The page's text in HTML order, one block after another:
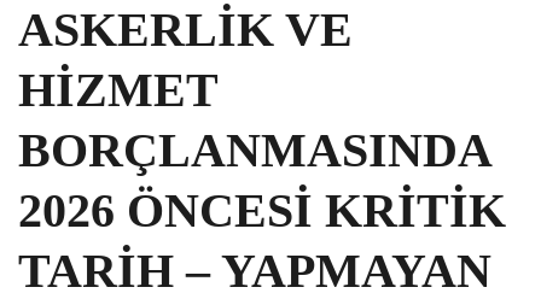
ASKERLİK VE
HİZMET
BORÇLANMASINDA
2026 ÖNCESİ KRİTİK
TARİH – YAPMAYAN